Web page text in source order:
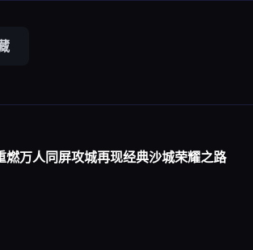
燃万人同屏攻城再现经典沙城荣耀之路